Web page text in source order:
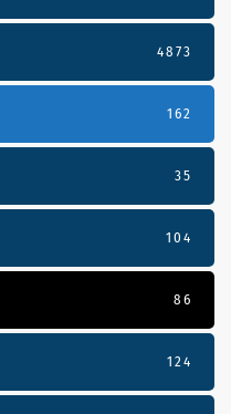
4873
162
35
104
86
124